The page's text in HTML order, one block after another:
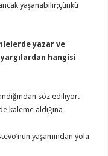
yaşanabilir;çünkü
yazar ve
hangisi
söz ediliyor.
kaleme aldığına
yaşamından yola